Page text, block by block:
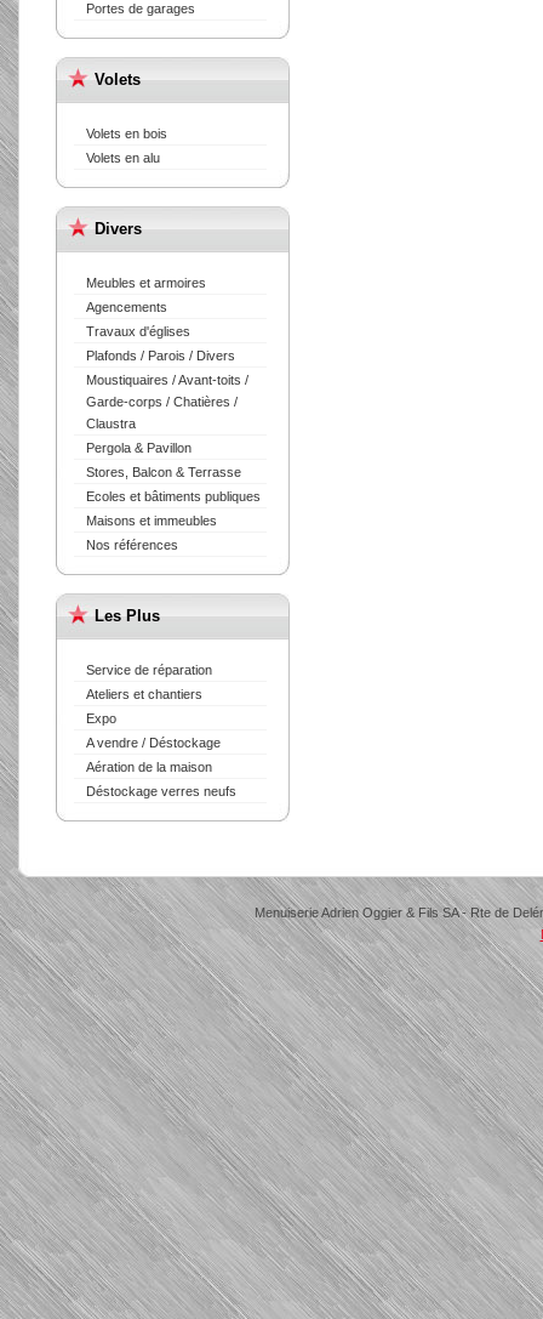
Portes de garages
Volets
Volets en bois
Volets en alu
Divers
Meubles et armoires
Agencements
Travaux d'églises
Plafonds / Parois / Divers
Moustiquaires / Avant-toits /
Garde-corps / Chatières /
Claustra
Pergola & Pavillon
Stores, Balcon & Terrasse
Ecoles et bâtiments publiques
Maisons et immeubles
Nos références
Les Plus
Service de réparation
Ateliers et chantiers
Expo
A vendre / Déstockage
Aération de la maison
Déstockage verres neufs
Menuiserie Adrien Oggier & Fils SA - Rte de